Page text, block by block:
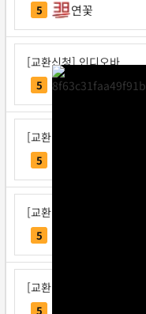
5 연꽃
[교환신청] 인디오바
5 인디오바
[교환신청] 지크사
5
[교환신청] 탁구왕김탁구
5
[교환신청] 베리독
5